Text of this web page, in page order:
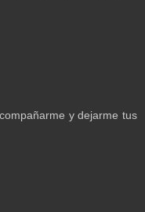
y dejarme tus